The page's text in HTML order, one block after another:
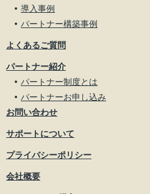
導入事例
パートナー構築事例
よくあるご質問
パートナー紹介
パートナー制度とは
パートナーお申し込み
お問い合わせ
サポートについて
プライバシーポリシー
会社概要